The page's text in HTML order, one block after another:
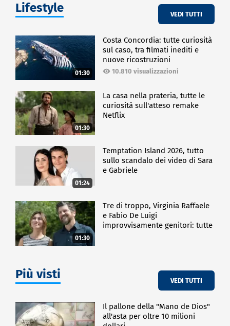
Lifestyle VEDI TUTTI
01:30
Costa Concordia: tutte curiosità
sul caso, tra filmati inediti e
nuove ricostruzioni
10.810 visualizzazioni
01:30
La casa nella prateria, tutte le
curiosità sull'atteso remake
Netflix
01:24
Temptation Island 2026, tutto
sullo scandalo dei video di Sara
e Gabriele
01:30
Tre di troppo, Virginia Raffaele
e Fabio De Luigi
improvvisamente genitori: tutte
Più visti VEDI TUTTI
Il pallone della "Mano de Dios"
all'asta per oltre 10 milioni